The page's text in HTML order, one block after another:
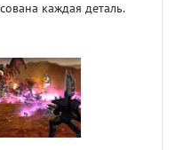
каждая деталь.